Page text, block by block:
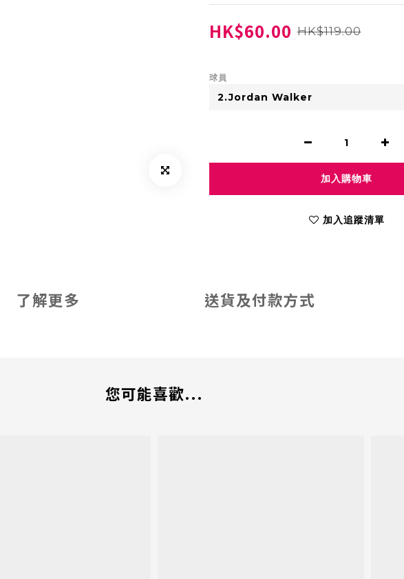
HK$60.00 HK$119.00
球員
加入購物車
加入追蹤清單
了解更多 送貨及付款方式
您可能喜歡...